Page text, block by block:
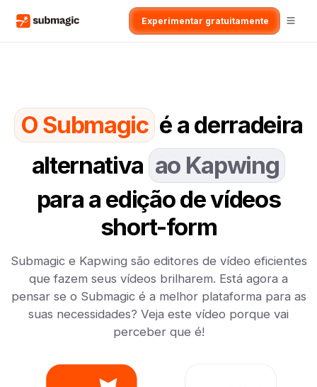
Experimentar gratuitamente
O Submagic é a derradeira
alternativa ao Kapwing
para a edição de vídeos
short-form
Submagic e Kapwing são editores de vídeo eficientes
que fazem seus vídeos brilharem. Está agora a
pensar se o Submagic é a melhor plataforma para as
suas necessidades? Veja este vídeo porque vai
perceber que é!